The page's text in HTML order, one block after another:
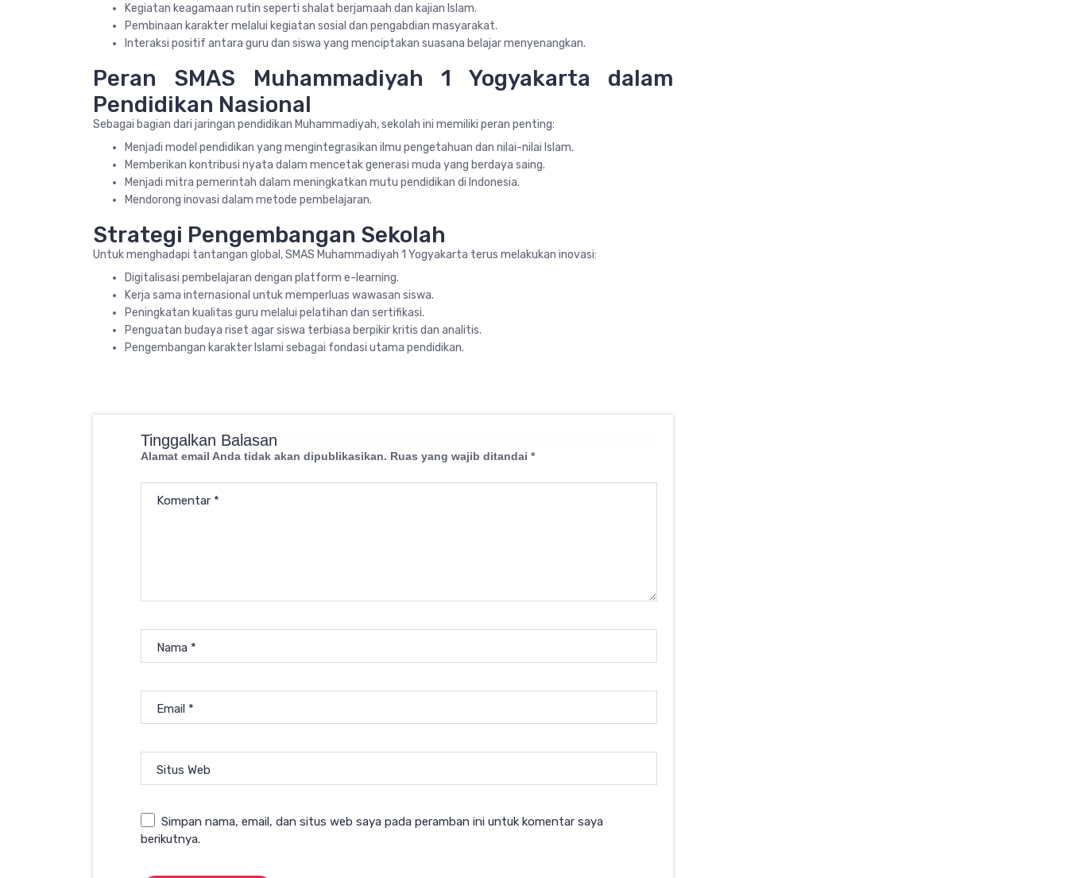
Kegiatan keagamaan rutin seperti shalat berjamaah dan kajian Islam.
Pembinaan karakter melalui kegiatan sosial dan pengabdian masyarakat.
Interaksi positif antara guru dan siswa yang menciptakan suasana belajar menyenangkan.
Peran SMAS Muhammadiyah 1 Yogyakarta dalam
Pendidikan Nasional
Sebagai bagian dari jaringan pendidikan Muhammadiyah, sekolah ini memiliki peran penting:
Menjadi model pendidikan yang mengintegrasikan ilmu pengetahuan dan nilai-nilai Islam.
Memberikan kontribusi nyata dalam mencetak generasi muda yang berdaya saing.
Menjadi mitra pemerintah dalam meningkatkan mutu pendidikan di Indonesia.
Mendorong inovasi dalam metode pembelajaran.
Strategi Pengembangan Sekolah
Untuk menghadapi tantangan global, SMAS Muhammadiyah 1 Yogyakarta terus melakukan inovasi:
Digitalisasi pembelajaran dengan platform e-learning.
Kerja sama internasional untuk memperluas wawasan siswa.
Peningkatan kualitas guru melalui pelatihan dan sertifikasi.
Penguatan budaya riset agar siswa terbiasa berpikir kritis dan analitis.
Pengembangan karakter Islami sebagai fondasi utama pendidikan.
Tinggalkan Balasan
Alamat email Anda tidak akan dipublikasikan. Ruas yang wajib ditandai *
Komentar *
Nama *
Email *
Situs Web
Simpan nama, email, dan situs web saya pada peramban ini untuk komentar saya
berikutnya.